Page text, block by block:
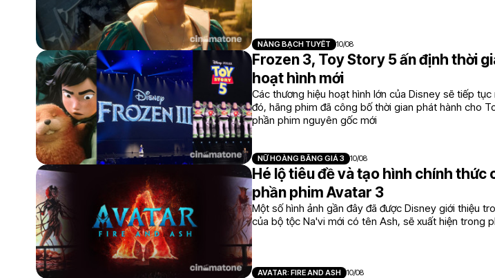
NÀNG BẠCH TUYẾT 10/08
Frozen 3, Toy Story 5 ấn định thời
hoạt hình mới
Các thương hiệu hoạt hình lớn của Disney sẽ tiếp
đó, hãng phim đã công bố thời gian phát hành cho
phần phim nguyên gốc mới
NỮ HOÀNG BĂNG GIÁ 3 10/08
Hé lộ tiêu đề và tạo hình chính thức
phần phim Avatar 3
Một số hình ảnh gần đây đã được Disney giới thiệu
của bộ tộc Na'vi mới có tên Ash, sẽ xuất hiện trong
AVATAR: FIRE AND ASH 10/08